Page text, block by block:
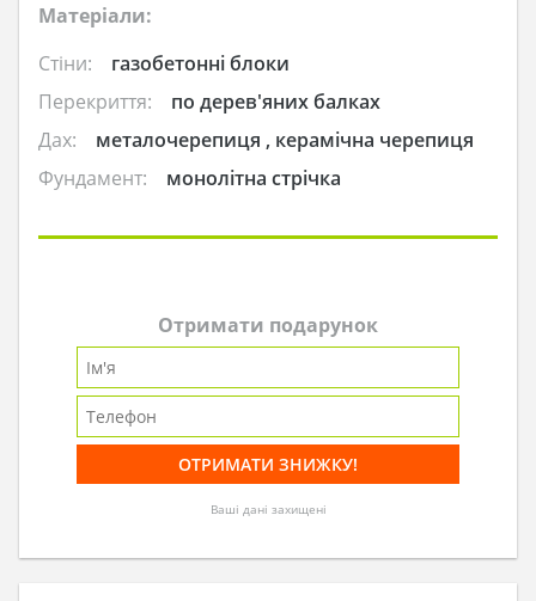
Матеріали:
Стіни:
газобетонні блоки
Перекриття:
по дерев'яних балках
Дах:
металочерепиця , керамічна черепиця
Фундамент:
монолітна стрічка
Отримати подарунок
Ваші дані захищені